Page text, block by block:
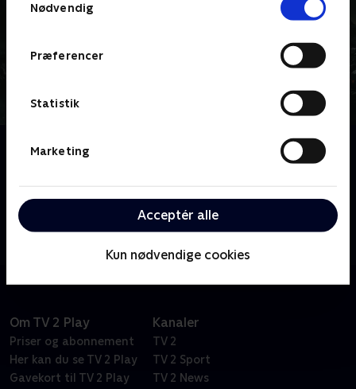
Nødvendig
Præferencer
Statistik
Marketing
Acceptér alle
Kun nødvendige cookies
Om Halo
Et storslået og menneskeligt sci-fi-drama, der
århundrede. Menneskehedens fremtid trues, da vores
veje krydser en magtfuld rumvæsenalliance ved navn
Om TV 2 Play
Priser og abonnement
Her kan du se TV 2 Play
Gavekort til TV 2 Play
Kanaler
TV 2
TV 2 Sport
TV 2 News